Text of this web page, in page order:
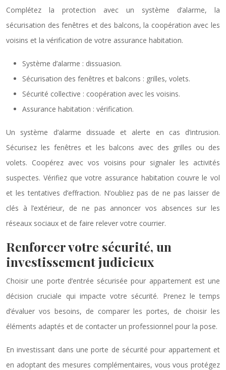
Complétez la protection avec un système d’alarme, la
sécurisation des fenêtres et des balcons, la coopération avec les
voisins et la vérification de votre assurance habitation.
Système d’alarme : dissuasion.
Sécurisation des fenêtres et balcons : grilles, volets.
Sécurité collective : coopération avec les voisins.
Assurance habitation : vérification.
Un système d’alarme dissuade et alerte en cas d’intrusion.
Sécurisez les fenêtres et les balcons avec des grilles ou des
volets. Coopérez avec vos voisins pour signaler les activités
suspectes. Vérifiez que votre assurance habitation couvre le vol
et les tentatives d’effraction. N’oubliez pas de ne pas laisser de
clés à l’extérieur, de ne pas annoncer vos absences sur les
réseaux sociaux et de faire relever votre courrier.
Renforcer votre sécurité, un
investissement judicieux
Choisir une porte d’entrée sécurisée pour appartement est une
décision cruciale qui impacte votre sécurité. Prenez le temps
d’évaluer vos besoins, de comparer les portes, de choisir les
éléments adaptés et de contacter un professionnel pour la pose.
En investissant dans une porte de sécurité pour appartement et
en adoptant des mesures complémentaires, vous vous protégez